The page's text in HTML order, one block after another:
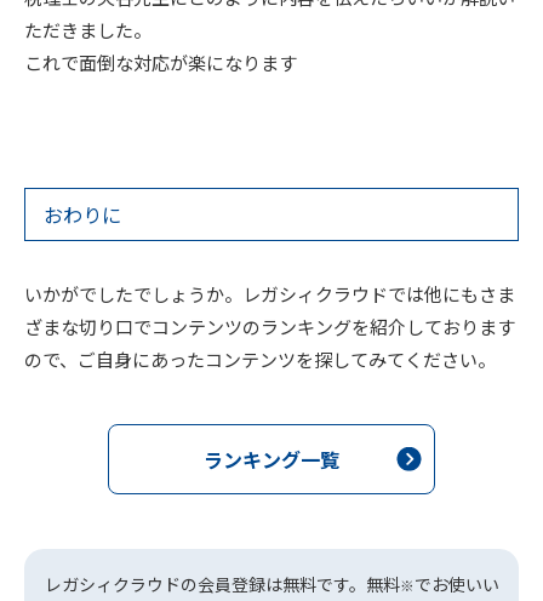
ただきました。
これで面倒な対応が楽になります
おわりに
いかがでしたでしょうか。レガシィクラウドでは他にもさま
ざまな切り口でコンテンツのランキングを紹介しております
ので、ご自身にあったコンテンツを探してみてください。
ランキング一覧
レガシィクラウドの会員登録は無料です。無料※でお使いい